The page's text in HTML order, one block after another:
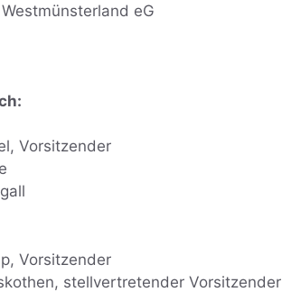
eG
Vorsitzender
Vorsitzender
stellvertretender Vorsitzender